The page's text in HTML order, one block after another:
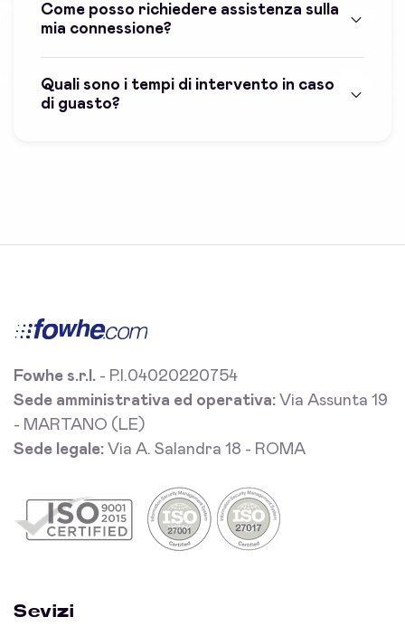
Come posso richiedere assistenza sulla
mia connessione?
Quali sono i tempi di intervento in caso
di guasto?
Fowhe s.r.l. - P.I.04020220754
Sede amministrativa ed operativa: Via Assunta 19
- MARTANO (LE)
Sede legale: Via A. Salandra 18 - ROMA
Sevizi